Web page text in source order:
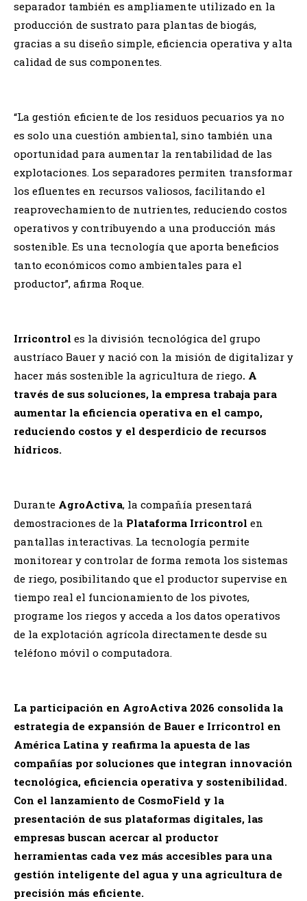
separador también es ampliamente utilizado en la
producción de sustrato para plantas de biogás,
gracias a su diseño simple, eficiencia operativa y alta
calidad de sus componentes.
“La gestión eficiente de los residuos pecuarios ya no
es solo una cuestión ambiental, sino también una
oportunidad para aumentar la rentabilidad de las
explotaciones. Los separadores permiten transformar
los efluentes en recursos valiosos, facilitando el
reaprovechamiento de nutrientes, reduciendo costos
operativos y contribuyendo a una producción más
sostenible. Es una tecnología que aporta beneficios
tanto económicos como ambientales para el
productor”, afirma Roque.
Irricontrol es la división tecnológica del grupo
austríaco Bauer y nació con la misión de digitalizar y
hacer más sostenible la agricultura de riego. A
través de sus soluciones, la empresa trabaja para
aumentar la eficiencia operativa en el campo,
reduciendo costos y el desperdicio de recursos
hídricos.
Durante AgroActiva, la compañía presentará
demostraciones de la Plataforma Irricontrol en
pantallas interactivas. La tecnología permite
monitorear y controlar de forma remota los sistemas
de riego, posibilitando que el productor supervise en
tiempo real el funcionamiento de los pivotes,
programe los riegos y acceda a los datos operativos
de la explotación agrícola directamente desde su
teléfono móvil o computadora.
La participación en AgroActiva 2026 consolida la
estrategia de expansión de Bauer e Irricontrol en
América Latina y reafirma la apuesta de las
compañías por soluciones que integran innovación
tecnológica, eficiencia operativa y sostenibilidad.
Con el lanzamiento de CosmoField y la
presentación de sus plataformas digitales, las
empresas buscan acercar al productor
herramientas cada vez más accesibles para una
gestión inteligente del agua y una agricultura de
precisión más eficiente.